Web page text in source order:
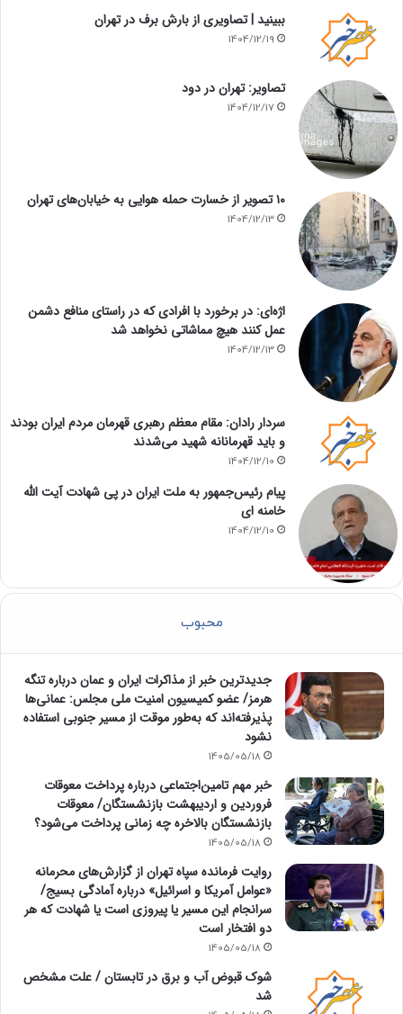
ببینید | تصاویری از بارش برف در تهران
1404/12/19
تصاویر: تهران در دود
1404/12/17
۱۰ تصویر از خسارت حمله هوایی به خیابان‌های تهران
1404/12/13
اژه‌ای: در برخورد با افرادی که در راستای منافع دشمن
عمل کنند هیچ مماشاتی نخواهد شد
1404/12/13
سردار رادان: مقام معظم رهبری قهرمان مردم ایران بودند
و باید قهرمانانه شهید می‌شدند
1404/12/10
پیام رئیس‌جمهور به ملت ایران در پی شهادت آیت الله
خامنه ای
1404/12/10
محبوب
جدیدترین خبر از مذاکرات ایران و عمان درباره تنگه
هرمز/ عضو کمیسیون امنیت ملی مجلس: عمانی‌ها
پذیرفته‌اند که به‌طور موقت از مسیر جنوبی استفاده
نشود
1405/05/18
خبر مهم تامین‌اجتماعی درباره پرداخت معوقات
فروردین و اردیبهشت بازنشستگان/ معوقات
بازنشستگان بالاخره چه زمانی پرداخت می‌شود؟
1405/05/18
روایت فرمانده سپاه تهران از گزارش‌های محرمانه
«عوامل آمریکا و اسرائیل» درباره آمادگی بسیج/
سرانجام این مسیر یا پیروزی است یا شهادت که هر
دو افتخار است
1405/05/18
شوک قبوض آب و برق در تابستان / علت مشخص
شد